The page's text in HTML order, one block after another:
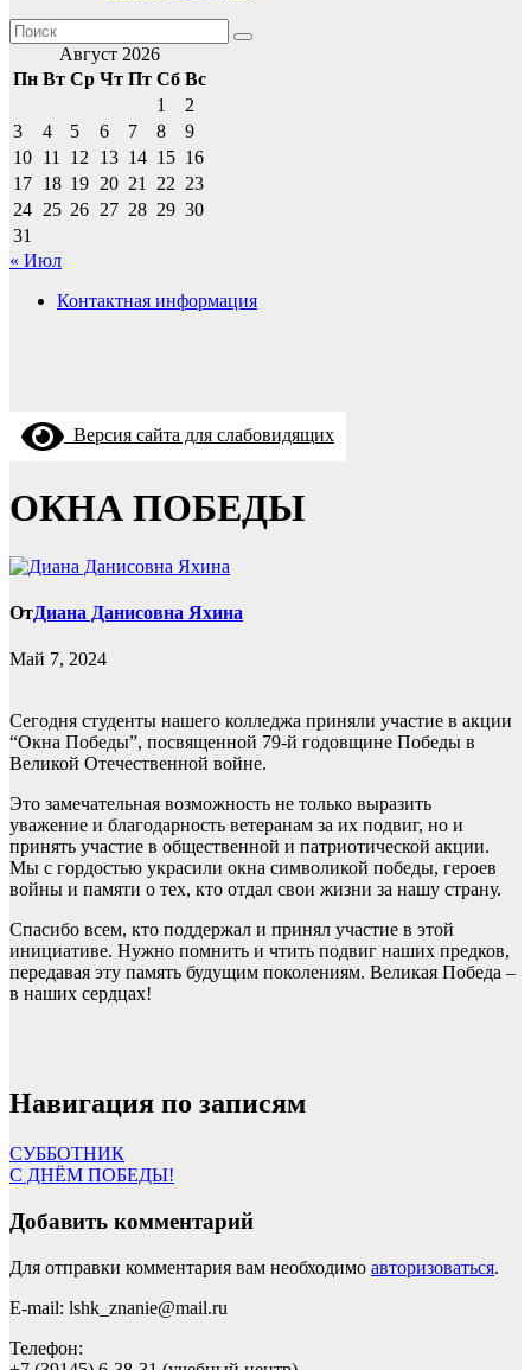
Август 2026
Пн Вт Ср Чт Пт Сб Вс
1
2
3
4 5 6 7 8
9
10 11 12 13 14 15 16
17 18 19 20 21 22 23
24 25 26 27 28 29 30
31
« Июл
Контактная информация
Версия сайта для слабовидящих
ОКНА ПОБЕДЫ
ОтДиана Данисовна Яхина
Май 7, 2024
Сегодня студенты нашего колледжа приняли участие в акции
“Окна Победы”, посвященной 79-й годовщине Победы в
Великой Отечественной войне.
Это замечательная возможность не только выразить
уважение и благодарность ветеранам за их подвиг, но и
принять участие в общественной и патриотической акции.
Мы с гордостью украсили окна символикой победы, героев
войны и памяти о тех, кто отдал свои жизни за нашу страну.
Спасибо всем, кто поддержал и принял участие в этой
инициативе. Нужно помнить и чтить подвиг наших предков,
передавая эту память будущим поколениям. Великая Победа –
в наших сердцах!
Навигация по записям
СУББОТНИК
С ДНЁМ ПОБЕДЫ!
Добавить комментарий
Для отправки комментария вам необходимо авторизоваться.
E-mail: lshk_znanie@mail.ru
Телефон: